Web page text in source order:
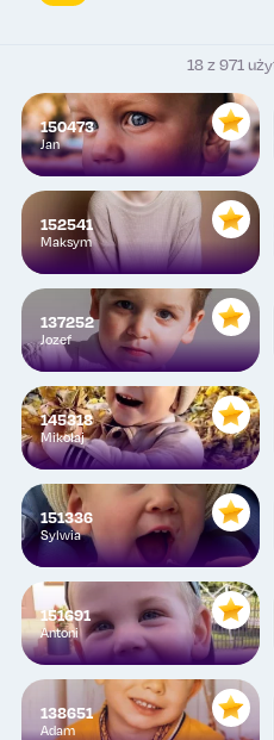
18 z 971
150473
Jan
152541
Maksym
137252
Jozef
145318
Mikołaj
151336
Sylwia
151691
Antoni
138651
Adam